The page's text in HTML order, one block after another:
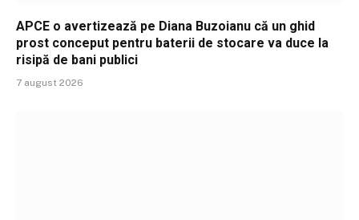
APCE o avertizează pe Diana Buzoianu că un ghid
prost conceput pentru baterii de stocare va duce la
risipă de bani publici
7 august 2026